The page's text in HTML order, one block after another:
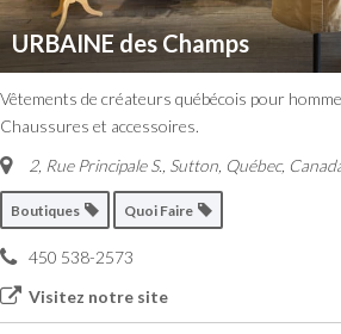
URBAINE des Champs
Vêtements de créateurs québécois pour
Chaussures et accessoires.
2, Rue Principale S. Sutton, Québec,
Boutiques Quoi Faire
450 538-2573
Visitez notre site